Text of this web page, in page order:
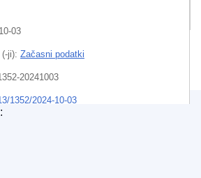
03
ji): Začasni podatki
20241003
1352/2024-10-03
566c-11eb-b59f-01aa75ed71a1
95e7-11ef-a130-01aa75ed71a1
Evropske unije